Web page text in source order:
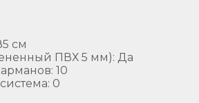
см
ПВХ 5 мм): Да
: 10
: 0